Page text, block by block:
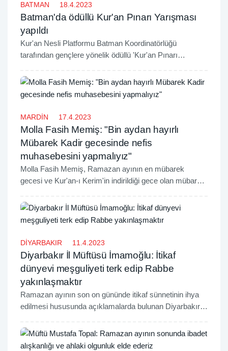
BATMAN 18.4.2023
Batman'da ödüllü Kur'an Pınarı Yarışması
yapıldı
Kur'an Nesli Platformu Batman Koordinatörlüğü
tarafından gençlere yönelik ödüllü 'Kur'an Pınarı
MARDİN 17.4.2023
Molla Fasih Memiş: "Bin aydan hayırlı
Mübarek Kadir gecesinde nefis
muhasebesini yapmalıyız"
Molla Fasih Memiş, Ramazan ayının en mübarek
gecesi ve Kur'an-ı Kerim'in indirildiği gece olan mübarek
Kadir gecesinin uyanık bir gönülle geçirilmesini tavsiye
DİYARBAKIR 11.4.2023
Diyarbakır İl Müftüsü İmamoğlu: İtikaf
dünyevi meşguliyeti terk edip Rabbe
yakınlaşmaktır
Ramazan ayının son on gününde itikaf sünnetinin ihya
edilmesi hususunda açıklamalarda bulunan Diyarbakır İl
itikafın ehemmiyetine vurgu yaptı.